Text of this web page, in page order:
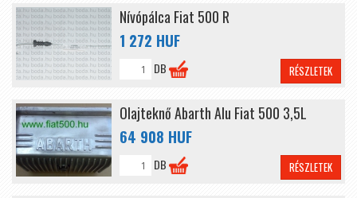
Nívópálca Fiat 500 R
1 272 HUF
DB RÉSZLETEK
Olajteknő Abarth Alu Fiat 500 3,5L
64 908 HUF
DB RÉSZLETEK